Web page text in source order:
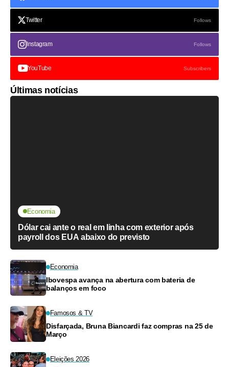
Twitter Follows
Instagram Follows
YouTube Subscribers
Últimas notícias
Economia
Dólar cai ante o real em linha com exterior após
payroll dos EUA abaixo do previsto
Economia
Ibovespa avança na abertura com bateria de
balanços em foco
Famosos & TV
Disfarçada, Bruna Biancardi faz compras na 25 de
Março
Eleições 2026